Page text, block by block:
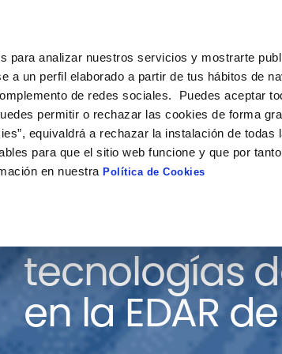
para analizar nuestros servicios y mostrarte
a un perfil elaborado a partir de tus hábitos de
de redes sociales. Puedes aceptar
permitir o rechazar las cookies de forma
equivaldrá a rechazar la instalación de todas
para que el sitio web funcione y que por
en nuestraPolítica de Cookies
Validación
tecnologías
en la EDAR